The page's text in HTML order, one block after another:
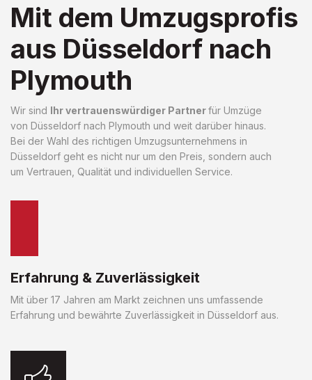
Mit dem Umzugsprofis
aus Düsseldorf nach
Plymouth
Wir sind Ihr vertrauenswürdiger Partnerfür Umzüge
von Düsseldorf nach Plymouth und weit darüber hinaus.
Bei der Wahl des richtigen Umzugsunternehmens in
Düsseldorf geht es nicht nur um den Preis, sondern auch
um Vertrauen, Qualität und individuellen Service.
Erfahrung & Zuverlässigkeit
Mit über 17 Jahren am Markt zeichnen uns umfassende
Erfahrung und bewährte Zuverlässigkeit in Düsseldorf aus.